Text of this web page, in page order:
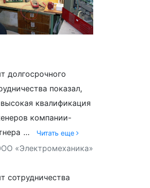
долгосрочного
показал,
квалификация
компании-
… Читать еще
«Электромеханика»
сотрудничества